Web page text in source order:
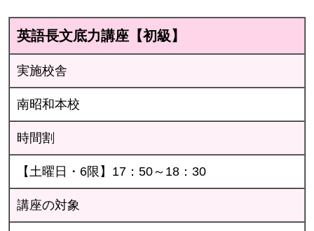
英語長文底力講座【初級】
実施校舎
南昭和本校
時間割
【土曜日・6限】17：50～18：30
講座の対象